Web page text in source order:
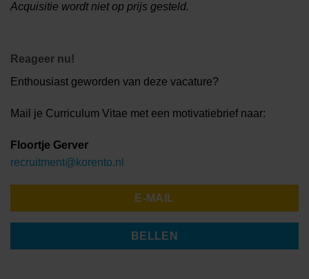
Acquisitie wordt niet op prijs gesteld.
Reageer nu!
Enthousiast geworden van deze vacature?
Mail je Curriculum Vitae met een motivatiebrief naar:
Floortje Gerver
recruitment@korento.nl
E-MAIL
BELLEN